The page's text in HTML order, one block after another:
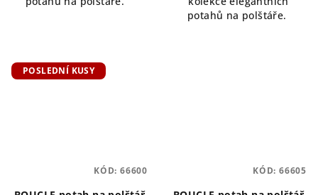
potahů na polštáře.
POSLEDNÍ KUSY
KÓD: 66600 KÓD: 66605